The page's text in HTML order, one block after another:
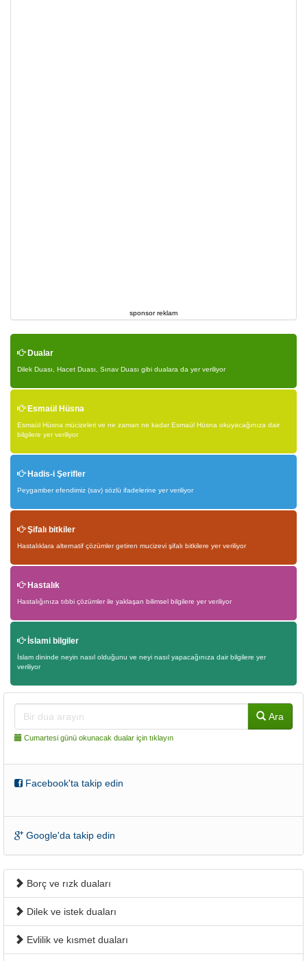
sponsor reklam
Dualar
Dilek Duası, Hacet Duası, Sınav Duası gibi dualara da yer veriliyor
Esmaül Hüsna
Esmaül Hüsna mücizeleri ve ne zaman ne kadar Esmaül Hüsna okuyacağınıza dair
bilgilere yer veriliyor
Hadis-i Şerifler
Peygamber efendimiz (sav) sözlü ifadelerine yer veriliyor
Şifalı bitkiler
Hastalıklara alternatif çözümler getiren mucizevi şifalı bitkilere yer veriliyor
Hastalık
Hastalığınıza tıbbi çözümler ile yaklaşan bilimsel bilgilere yer veriliyor
İslami bilgiler
İslam dininde neyin nasıl olduğunu ve neyi nasıl yapacağınıza dair bilgilere yer
veriliyor
Ara
Cumartesi günü okunacak dualar için tıklayın
Facebook'ta takip edin
Google'da takip edin
Borç ve rızk duaları
Dilek ve istek duaları
Evlilik ve kısmet duaları